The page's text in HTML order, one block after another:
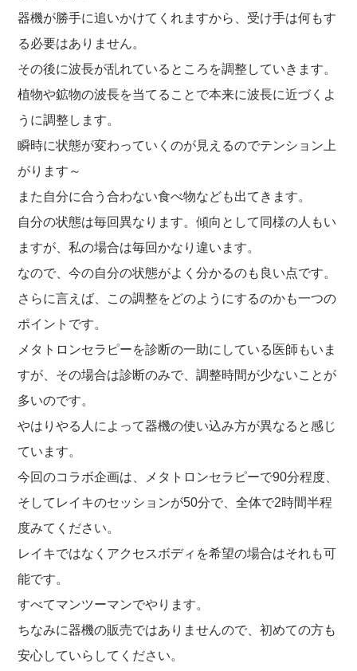
器機が勝手に追いかけてくれますから、受け手は何もす
る必要はありません。
その後に波長が乱れているところを調整していきます。
植物や鉱物の波長を当てることで本来に波長に近づくよ
うに調整します。
瞬時に状態が変わっていくのが見えるのでテンション上
がります～
また自分に合う合わない食べ物なども出てきます。
自分の状態は毎回異なります。傾向として同様の人もい
ますが、私の場合は毎回かなり違います。
なので、今の自分の状態がよく分かるのも良い点です。
さらに言えば、この調整をどのようにするのかも一つの
ポイントです。
メタトロンセラピーを診断の一助にしている医師もいま
すが、その場合は診断のみで、調整時間が少ないことが
多いのです。
やはりやる人によって器機の使い込み方が異なると感じ
ています。
今回のコラボ企画は、メタトロンセラピーで90分程度、
そしてレイキのセッションが50分で、全体で2時間半程
度みてください。
レイキではなくアクセスボディを希望の場合はそれも可
能です。
すべてマンツーマンでやります。
ちなみに器機の販売ではありませんので、初めての方も
安心していらしてください。